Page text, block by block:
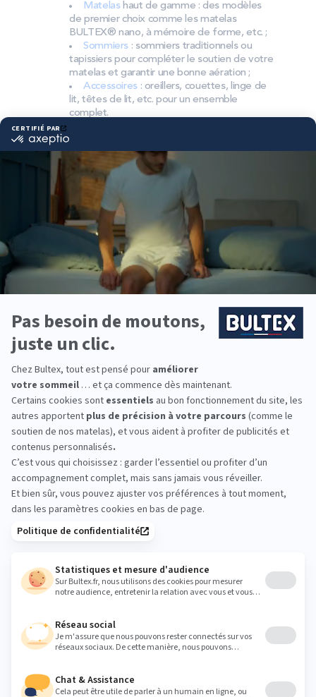
Matelashaut de gamme : des modèles
de premier choix comme les matelas
BULTEX® nano, à mémoire de forme, etc. ;
Sommiers : sommiers traditionnels ou
tapissiers pour compléter le soutien de votre
matelas et garantir une bonne aération ;
Accessoires: oreillers, couettes, linge de
lit, têtes de lit, etc. pour un ensemble
complet.
Pourquoi choisir Bultex
comme literie ?
Bultex est la marque de literie la plus détenue par
les Français*. Un savoir‑faire reconnu, avec des
technologies de mousse conçues pour la durabilité
et le confort.
Chaque dormeur a ses préférences. Chez Bultex,
plusieurs fermetés existent et l’association avec le
sommier adapté permet d’ajuster le soutien.
Besoin d’équiper toute la famille ? La gamme
Bultex couvre les lits d’enfants, d’ados et
*Marque la plus détenue : 18 599 personnes
interrogées de février 2019 à mars 2025. Institut
Iligo.
FRANCE LITERIE : essayez
avant d’acheter
Allongez‑vous, comparez plusieurs fermetés et
prenez le temps de sentir le maintien. L’équipe sur
place vous guide pour trouver le bon duo
matelas‑sommier.
jerome.belliard.fly@gmail.com
Lundi 10:00 - 12:30
Mardi 10:00 - 12:30 14:00 - 19:00
Jeudi 10:00 - 12:30 14:00 - 19:00
Samedi